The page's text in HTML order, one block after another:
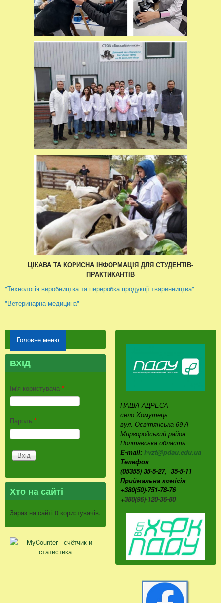
ЦІКАВА ТА КОРИСНА ІНФОРМАЦІЯ ДЛЯ СТУДЕНТІВ-
ПРАКТИКАНТІВ
"Технологія виробництва та переробка продукції тваринництва"
"Ветеринарна медицина"
Головне меню
ВХІД
Ім'я користувача *
Пароль *
Хто на сайті
Зараз на сайті 0 користувачів.
НАША АДРЕСА
село Хомутець
вул. Освітянська 69-А
Миргородський район
Полтавська область
E-mail: hvzt@pdau.edu.ua
Телефон
(05355) 35-5-27, 35-5-11
Приймальна комісія
+380(50)-751-78-76
+380(96)-120-36-80